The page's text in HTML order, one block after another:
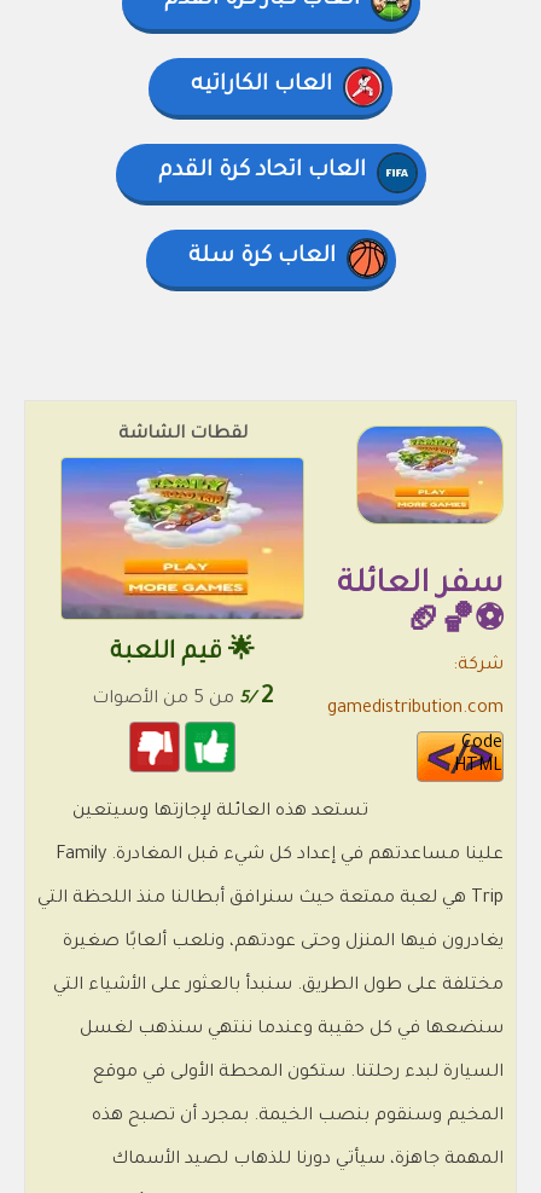
العاب الكاراتيه
العاب اتحاد كرة القدم
العاب كرة سلة
لقطات الشاشة
🌟 قيم اللعبة
2
/5 من 5 من الأصوات
سفر العائلة
⚽🏀🏈
شركة:
gamedistribution.com
Code
HTML
تستعد هذه العائلة لإجازتها وسيتعين
علينا مساعدتهم في إعداد كل شيء قبل المغادرة. Family
Trip هي لعبة ممتعة حيث سنرافق أبطالنا منذ اللحظة التي
يغادرون فيها المنزل وحتى عودتهم، ونلعب ألعابًا صغيرة
مختلفة على طول الطريق. سنبدأ بالعثور على الأشياء التي
سنضعها في كل حقيبة وعندما ننتهي سنذهب لغسل
السيارة لبدء رحلتنا. ستكون المحطة الأولى في موقع
المخيم وسنقوم بنصب الخيمة. بمجرد أن تصبح هذه
المهمة جاهزة، سيأتي دورنا للذهاب لصيد الأسماك